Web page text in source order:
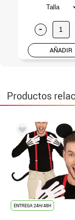
-
AÑADIR
Productos
ENTREGA 24H/48H